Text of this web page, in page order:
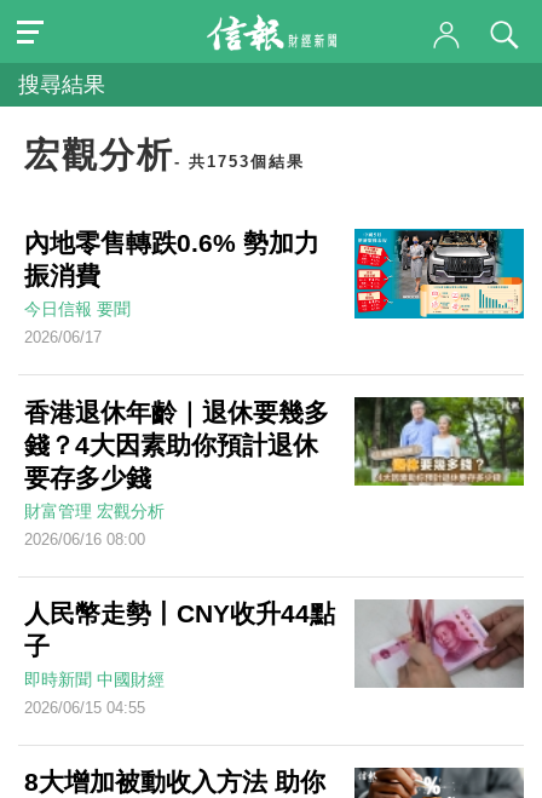
搜尋結果
宏觀分析- 共1753個結果
內地零售轉跌0.6% 勢加力
振消費
今日信報 要聞
2026/06/17
香港退休年齡｜退休要幾多
錢？4大因素助你預計退休
要存多少錢
財富管理 宏觀分析
2026/06/16 08:00
人民幣走勢丨CNY收升44點
子
即時新聞 中國財經
2026/06/15 04:55
8大增加被動收入方法 助你